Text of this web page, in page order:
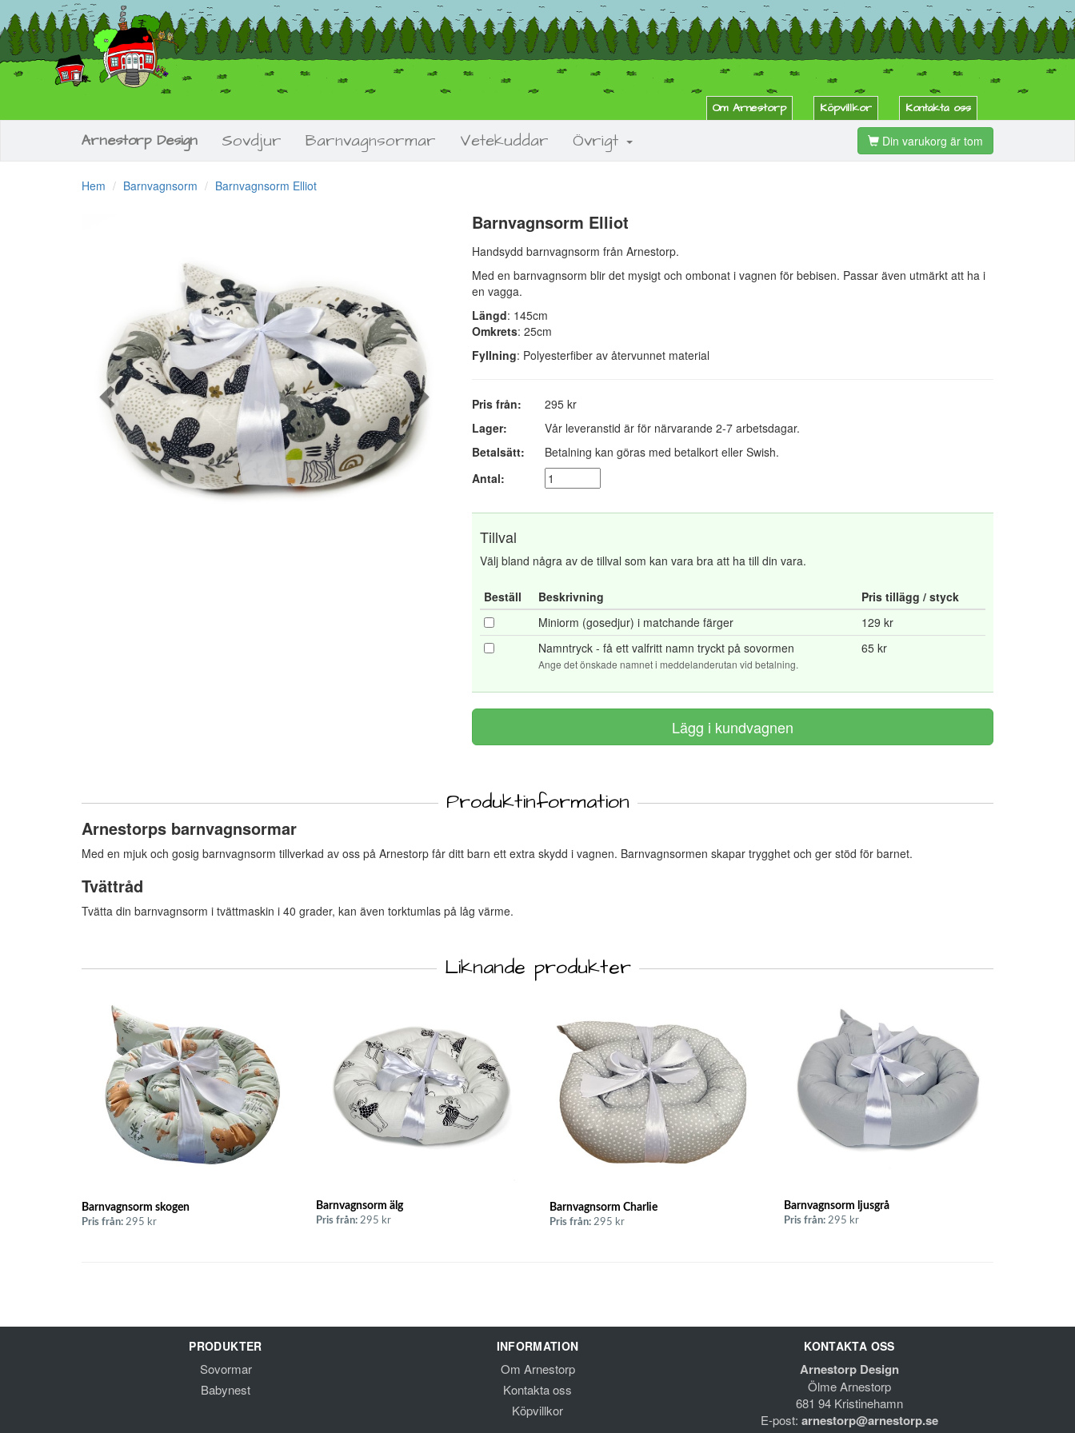
Om Arnestorp Köpvillkor Kontakta oss
Arnestorp Design Sovdjur Barnvagnsormar Vetekuddar Övrigt Din varukorg är tom
Hem Barnvagnsorm Barnvagnsorm Elliot
Barnvagnsorm Elliot
Handsydd barnvagnsorm från Arnestorp.
Med en barnvagnsorm blir det mysigt och ombonat i vagnen för bebisen. Passar även utmärkt att ha i
en vagga.
Längd: 145cm
Omkrets: 25cm
Fyllning: Polyesterfiber av återvunnet material
Pris från:
295 kr
Lager:
Vår leveranstid är för närvarande 2-7 arbetsdagar.
Betalsätt:
Betalning kan göras med betalkort eller Swish.
Antal:
Tillval
Välj bland några av de tillval som kan vara bra att ha till din vara.
Beställ Beskrivning
Pris tillägg / styck
Miniorm (gosedjur) i matchande färger
129 kr
Namntryck - få ett valfritt namn tryckt på sovormen
Ange det önskade namnet i meddelanderutan vid betalning.
65 kr
Produktinformation
Arnestorps barnvagnsormar
Med en mjuk och gosig barnvagnsorm tillverkad av oss på Arnestorp får ditt barn ett extra skydd i vagnen. Barnvagnsormen skapar trygghet och ger stöd för barnet.
Tvättråd
Tvätta din barnvagnsorm i tvättmaskin i 40 grader, kan även torktumlas på låg värme.
Liknande produkter
Barnvagnsorm skogen
Pris från: 295 kr
Barnvagnsorm älg
Pris från:295 kr
Barnvagnsorm Charlie
Pris från: 295 kr
Barnvagnsorm ljusgrå
Pris från:295 kr
PRODUKTER
Sovormar
Babynest
INFORMATION
Om Arnestorp
Kontakta oss
Köpvillkor
KONTAKTA OSS
Arnestorp Design
Ölme Arnestorp
681 94 Kristinehamn
E-post: arnestorp@arnestorp.se